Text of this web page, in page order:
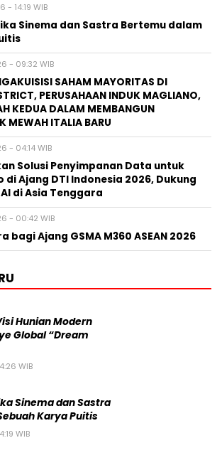
- 14:19 WIB
Sinema dan Sastra Bertemu dalam
- 09:32 WIB
SAHAM MAYORITAS DI
PERUSAHAAN INDUK MAGLIANO,
KEDUA DALAM MEMBANGUN
MEWAH ITALIA BARU
- 04:14 WIB
Solusi Penyimpanan Data untuk
di Ajang DTI Indonesia 2026, Dukung
di Asia Tenggara
- 00:42 WIB
bagi Ajang GSMA M360 ASEAN 2026
Hunian Modern
Global “Dream
WIB
Sinema dan Sastra
Karya Puitis
WIB